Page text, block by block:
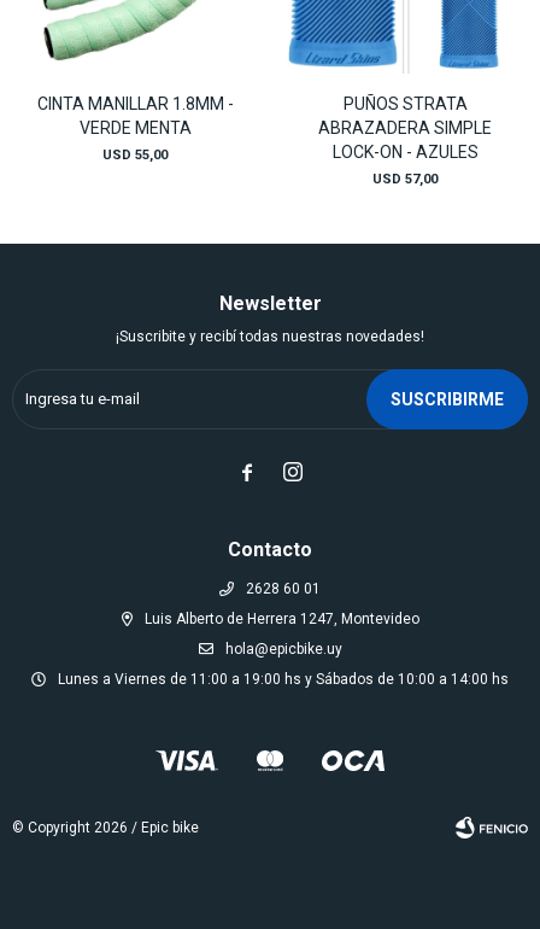
CINTA MANILLAR 1.8MM -
VERDE MENTA
USD 55,00
PUÑOS STRATA
ABRAZADERA SIMPLE
LOCK-ON - AZULES
USD 57,00
Contacto
2628 60 01
Luis Alberto de Herrera 1247, Montevideo
hola@epicbike.uy
Lunes a Viernes de 11:00 a 19:00 hs y Sábados de 10:00 a 14:00 hs
Newsletter
¡Suscribite y recibí todas nuestras novedades!
SUSCRIBIRME
 
© Copyright 2026 / Epic bike